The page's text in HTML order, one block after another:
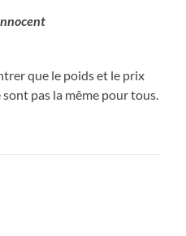
que le poids et le prix
pas la même pour tous.